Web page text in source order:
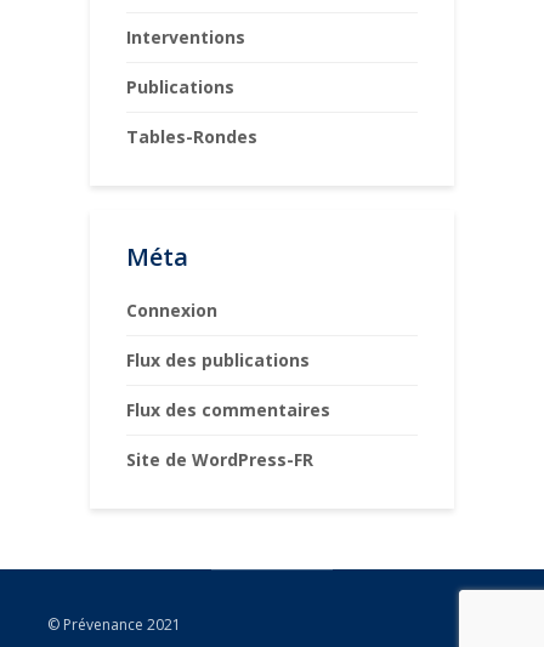
Interventions
Publications
Tables-Rondes
Méta
Connexion
Flux des publications
Flux des commentaires
Site de WordPress-FR
© Prévenance 2021